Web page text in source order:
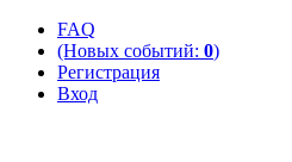
FAQ
(Новых событий: 0)
Регистрация
Вход